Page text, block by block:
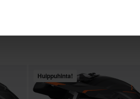
Premium Meleerattu
Huippuhinta!